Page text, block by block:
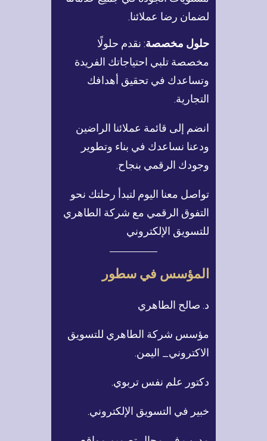
لضمان رضا عملائنا.
حلول مخصصة: نقدم حلولًا
مخصصة تلبي احتياجاتك الفريدة
وتساعدك في تحقيق أهدافك
التجارية.
انضم إلى قائمة عملائنا الراضين
ودعنا نساعدك في بناء وتطوير
وجودك الرقمي بنجاح.
تواصل معنا اليوم لتبدأ رحلتك نحو
التفوق الرقمي مع شركة الطاهري
للتسويق الإلكتروني
المؤسس في سطور
د. صالح الطاهري
مؤسس شركة الطاهري للتسويق
الاكتروني_ اليمن.
دكتور علم نفس تربوي.
خبير في التسويق الإلكتروني.